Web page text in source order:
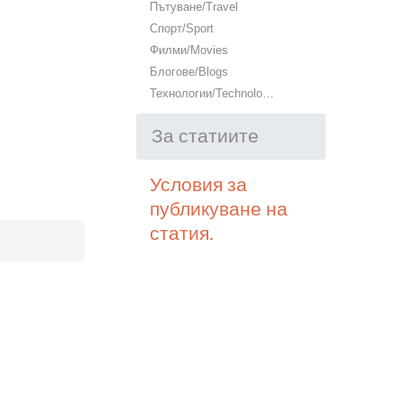
Пътуване/Travel
Спорт/Sport
Филми/Movies
Блогове/Blogs
Технологии/Technology
За статиите
Условия за
публикуване на
статия.